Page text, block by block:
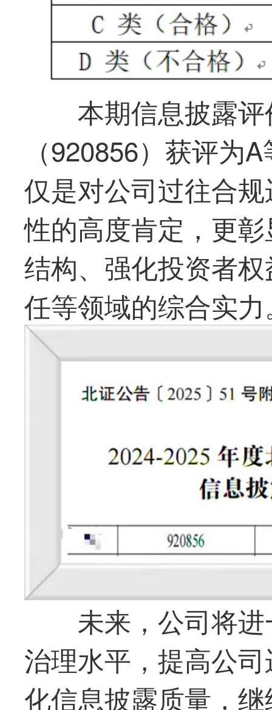
本期信息披露
（920856）获评为
仅是对公司过往合
性的高度肯定，更
结构、强化投资者
任等领域的综合实
未来，公司将
治理水平，提高公
化信息披露质量，